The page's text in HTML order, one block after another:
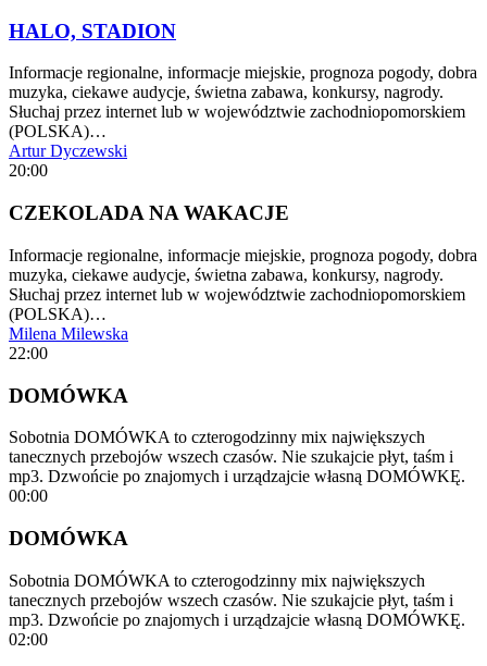
HALO, STADION
Informacje regionalne, informacje miejskie, prognoza pogody, dobra
muzyka, ciekawe audycje, świetna zabawa, konkursy, nagrody.
Słuchaj przez internet lub w województwie zachodniopomorskiem
(POLSKA)…
Artur Dyczewski
20:00
CZEKOLADA NA WAKACJE
Informacje regionalne, informacje miejskie, prognoza pogody, dobra
muzyka, ciekawe audycje, świetna zabawa, konkursy, nagrody.
Słuchaj przez internet lub w województwie zachodniopomorskiem
(POLSKA)…
Milena Milewska
22:00
DOMÓWKA
Sobotnia DOMÓWKA to czterogodzinny mix największych
tanecznych przebojów wszech czasów. Nie szukajcie płyt, taśm i
mp3. Dzwońcie po znajomych i urządzajcie własną DOMÓWKĘ.
00:00
DOMÓWKA
Sobotnia DOMÓWKA to czterogodzinny mix największych
tanecznych przebojów wszech czasów. Nie szukajcie płyt, taśm i
mp3. Dzwońcie po znajomych i urządzajcie własną DOMÓWKĘ.
02:00